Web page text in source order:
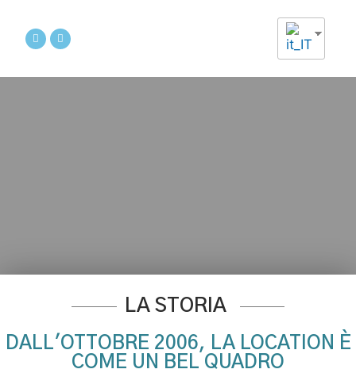
LA STORIA
DALL'OTTOBRE 2006, LA LOCATION È
COME UN BEL QUADRO